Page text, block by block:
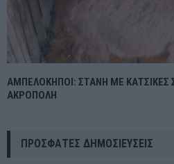
ΑΜΠΕΛΟΚΗΠΟΙ: ΣΤΑΝΗ ΜΕ ΚΑΤΣΙΚΕΣ
ΑΚΡΟΠΟΛΗ
ΠΡΌΣΦΑΤΕΣ ΔΗΜΟΣΙΕΎΣΕΙΣ